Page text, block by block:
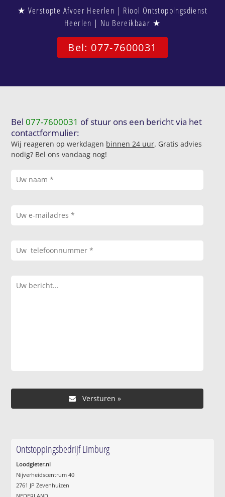
★ Verstopte Afvoer Heerlen | Riool Ontstoppingsdienst
Heerlen | Nu Bereikbaar ★
Bel: 077-7600031
Bel077-7600031 of stuur ons een bericht via het
contactformulier:
Wij reageren op werkdagen binnen 24 uur. Gratis advies
nodig? Bel ons vandaag nog!
Ontstoppingsbedrijf Limburg
Loodgieter.nl
Nijverheidscentrum 40
2761 JP Zevenhuizen